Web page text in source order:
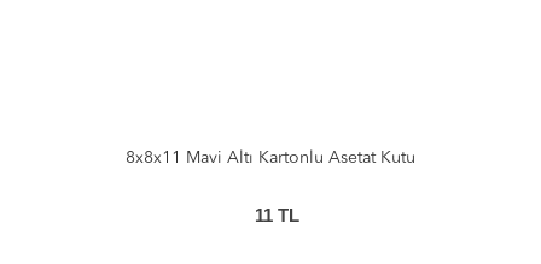
8x8x11 Mavi Altı Kartonlu Asetat Kutu
11TL